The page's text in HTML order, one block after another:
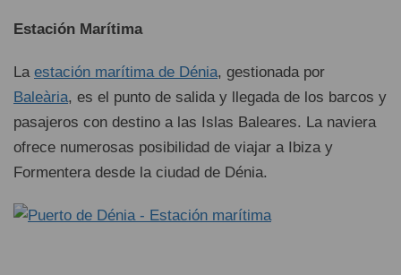
Estación Marítima
La estación marítima de Dénia, gestionada por
Baleària, es el punto de salida y llegada de los barcos y
pasajeros con destino a las Islas Baleares. La naviera
ofrece numerosas posibilidad de viajar a Ibiza y
Formentera desde la ciudad de Dénia.